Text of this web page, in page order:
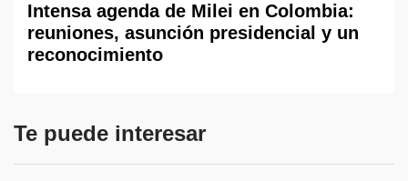
Intensa agenda de Milei en Colombia:
reuniones, asunción presidencial y un
reconocimiento
Te puede interesar